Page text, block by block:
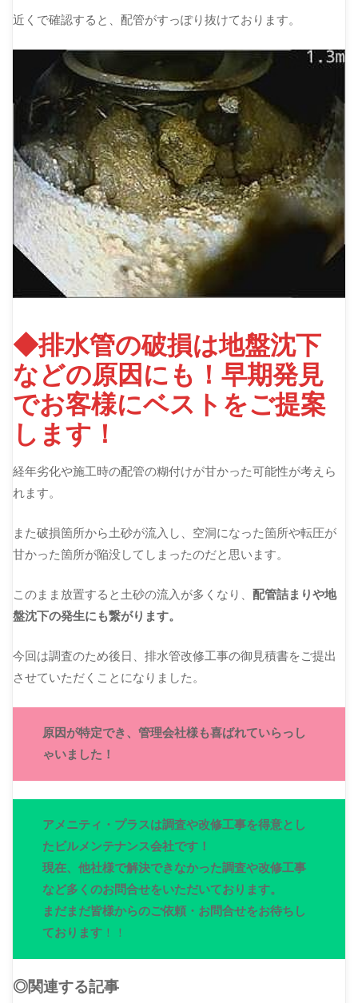
近くで確認すると、配管がすっぽり抜けております。
◆排水管の破損は地盤沈下
などの原因にも！早期発見
でお客様にベストをご提案
します！
経年劣化や施工時の配管の糊付けが甘かった可能性が考えら
れます。
また破損箇所から土砂が流入し、空洞になった箇所や転圧が
甘かった箇所が陥没してしまったのだと思います。
このまま放置すると土砂の流入が多くなり、配管詰まりや地
盤沈下の発生にも繋がります。
今回は調査のため後日、排水管改修工事の御見積書をご提出
させていただくことになりました。
原因が特定でき、管理会社様も喜ばれていらっし
ゃいました！
アメニティ・プラスは調査や改修工事を得意とし
たビルメンテナンス会社です！
現在、他社様で解決できなかった調査や改修工事
など多くのお問合せをいただいております。
まだまだ皆様からのご依頼・お問合せをお待ちし
ております！！
◎関連する記事